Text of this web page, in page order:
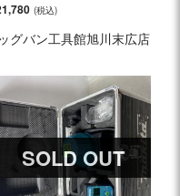
グバン工具館旭川末広店
SOLD OUT